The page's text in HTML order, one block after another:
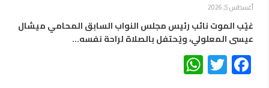
أغسطس 5, 2026
غيّب الموت نائب رئيس مجلس النواب السابق المحامي ميشال
عيسى المعلولي، ويُحتفل بالصلاة لراحة نفسه…
Facebook
Twitter